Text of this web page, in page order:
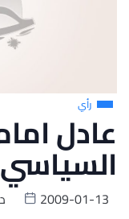
رأي
عادل
السياسي
2009-01-13